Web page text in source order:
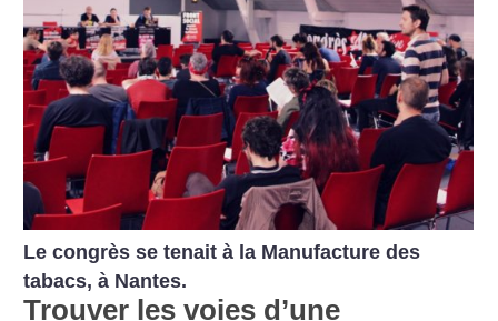
Le congrès se tenait à la Manufacture des
tabacs, à Nantes.
Trouver les voies d’une